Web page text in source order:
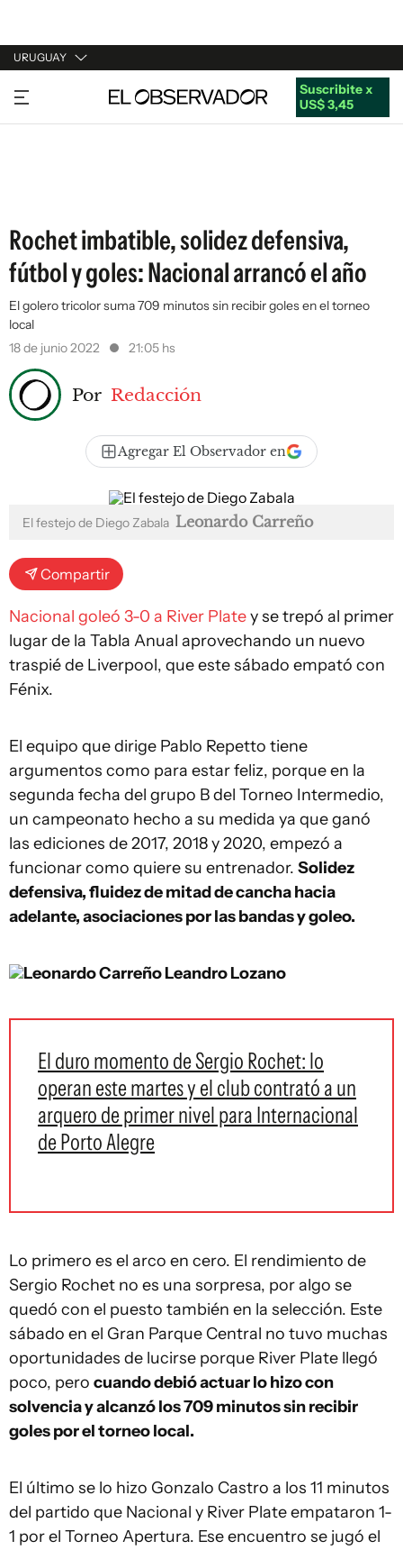
URUGUAY
URUGUAY
ARGENTINA
Suscribite x
US$ 3,45
Rochet imbatible, solidez defensiva,
fútbol y goles: Nacional arrancó el año
El golero tricolor suma 709 minutos sin recibir goles en el torneo
local
18 de junio 2022
21:05 hs
Por Redacción
Agregar El Observador en
El festejo de Diego Zabala Leonardo Carreño
Compartir
Nacional goleó 3-0 a River Platey se trepó al primer
lugar de la Tabla Anual aprovechando un nuevo
traspié de Liverpool, que este sábado empató con
Fénix.
El equipo que dirige Pablo Repetto tiene
argumentos como para estar feliz, porque en la
segunda fecha del grupo B del Torneo Intermedio,
un campeonato hecho a su medida ya que ganó
las ediciones de 2017, 2018 y 2020, empezó a
funcionar como quiere su entrenador. Solidez
defensiva, fluidez de mitad de cancha hacia
adelante, asociaciones por las bandas y goleo.
Leonardo CarreñoLeandro Lozano
El duro momento de Sergio Rochet: lo
operan este martes y el club contrató a un
arquero de primer nivel para Internacional
de Porto Alegre
Lo primero es el arco en cero. El rendimiento de
Sergio Rochet no es una sorpresa, por algo se
quedó con el puesto también en la selección. Este
sábado en el Gran Parque Central no tuvo muchas
oportunidades de lucirse porque River Plate llegó
poco, pero cuando debió actuar lo hizo con
solvencia y alcanzó los 709 minutos sin recibir
goles por el torneo local.
El último se lo hizo Gonzalo Castro a los 11 minutos
del partido que Nacional y River Plate empataron 1-
1 por el Torneo Apertura. Ese encuentro se jugó el